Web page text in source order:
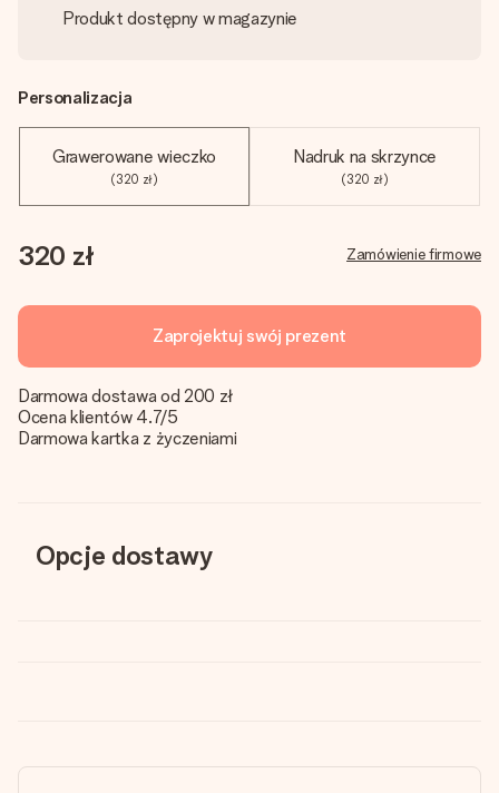
Produkt dostępny w magazynie
Personalizacja
Grawerowane wieczko
(320 zł)
Nadruk na skrzynce
(320 zł)
320 zł Zamówienie firmowe
Zaprojektuj swój prezent
Darmowa dostawa od 200 zł
Ocena klientów 4.7/5
Darmowa kartka z życzeniami
Opcje dostawy